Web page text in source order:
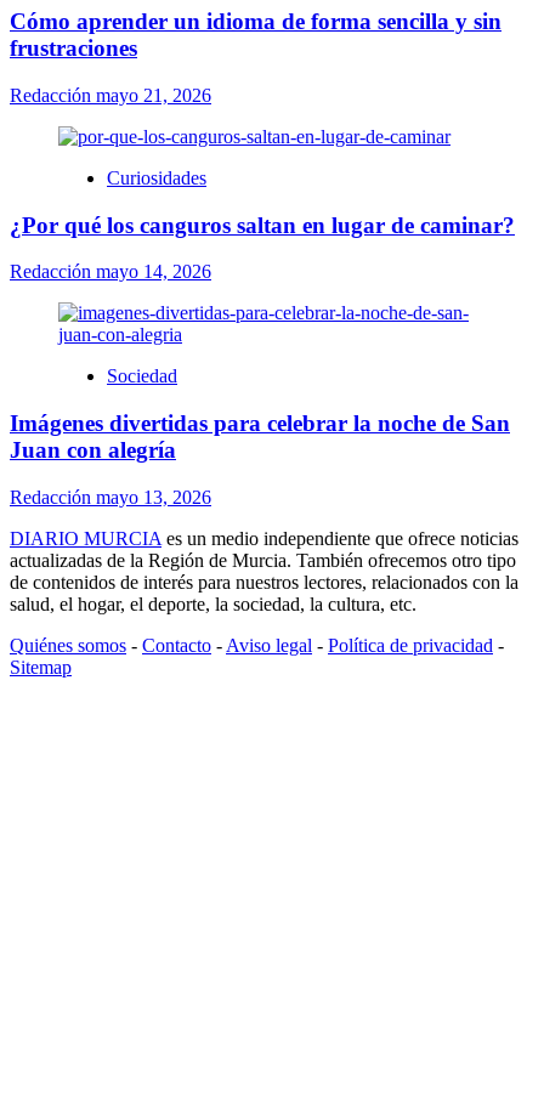
Cómo aprender un idioma de forma sencilla y sin
frustraciones
Redacción mayo 21, 2026
Curiosidades
¿Por qué los canguros saltan en lugar de caminar?
Redacción mayo 14, 2026
Sociedad
Imágenes divertidas para celebrar la noche de San
Juan con alegría
Redacción mayo 13, 2026
DIARIO MURCIA es un medio independiente que ofrece noticias
actualizadas de la Región de Murcia. También ofrecemos otro tipo
de contenidos de interés para nuestros lectores, relacionados con la
salud, el hogar, el deporte, la sociedad, la cultura, etc.
Quiénes somos - Contacto - Aviso legal - Política de privacidad -
Sitemap